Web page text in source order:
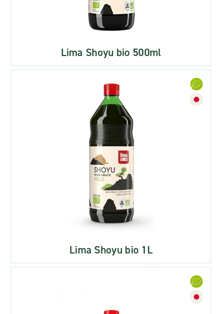
Lima Shoyu bio 500ml
Lima Shoyu bio 1L